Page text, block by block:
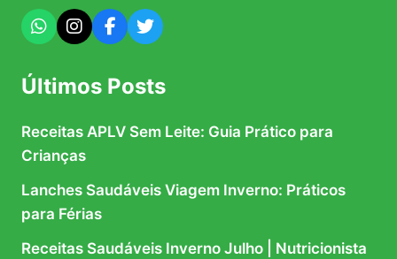
Últimos Posts
Receitas APLV Sem Leite: Guia Prático para
Crianças
Lanches Saudáveis Viagem Inverno: Práticos
para Férias
Receitas Saudáveis Inverno Julho | Nutricionista